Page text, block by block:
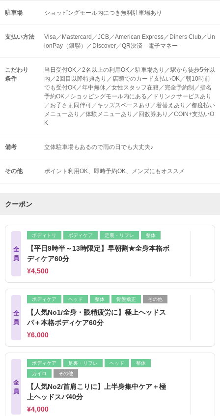
駐車場 ショッピングモール内につき無料駐車場あり
支払い方法
Visa／Mastercard／JCB／American Express／Diners Club／Un
ionPay（銀聯）／Discover／QR決済 電子マネー
こだわり
条件
当日受付OK／2名以上の利用OK／駐車場あり／駅から徒歩5分以
内／2回目以降特典あり／店頭でのカード支払いOK／朝10時前
でも受付OK／年中無休／女性スタッフ在籍／完全予約制／指名
予約OK／ショッピングモール内にある／ドリンクサービスあり
／お子さま同伴可／キッズスペースあり／着替えあり／都度払い
メニューあり／体験メニューあり／回数券あり／COIN+支払いO
K
備考 立体駐車場もあるので雨の日でも大丈夫♪
その他 ポイント利用OK 即時予約OK メンズにもオススメ
クーポン
全
員
ボディトリ ボディケア 足裏・リフレ 整体
【平日9時半～13時限定】早朝割★全身本格ボ
ディケア60分
¥4,500
全
員
ボディケア ヘッド 整体 骨盤矯正 その他
【人気No1/全身・眼精疲労に】極上ヘッドス
パ＋本格ボディケア60分
¥6,000
全
員
ボディケア 足裏・リフレ ヘッド
整体
カイロ
その他
【人気No2/首肩こりに】上半身集中ケア＋極
上ヘッドスパ40分
¥4,000